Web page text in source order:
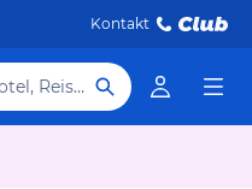
Kontakt
Hotel, Reiseziel